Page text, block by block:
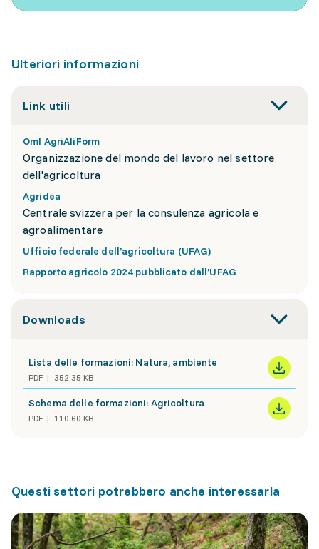
Ulteriori informazioni
Link utili
Oml AgriAliForm
Organizzazione del mondo del lavoro nel settore
dell'agricoltura
Agridea
Centrale svizzera per la consulenza agricola e
agroalimentare
Ufficio federale dell’agricoltura (UFAG)
Rapporto agricolo 2024 pubblicato dall’UFAG
Downloads
Lista delle formazioni: Natura, ambiente
PDF 352.35 KB
Schema delle formazioni: Agricoltura
PDF 110.60 KB
Questi settori potrebbero anche interessarla